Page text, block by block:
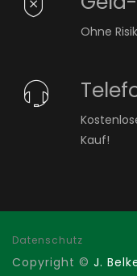
Ohne
Kauf!
Datenschutz
Copyright © J.